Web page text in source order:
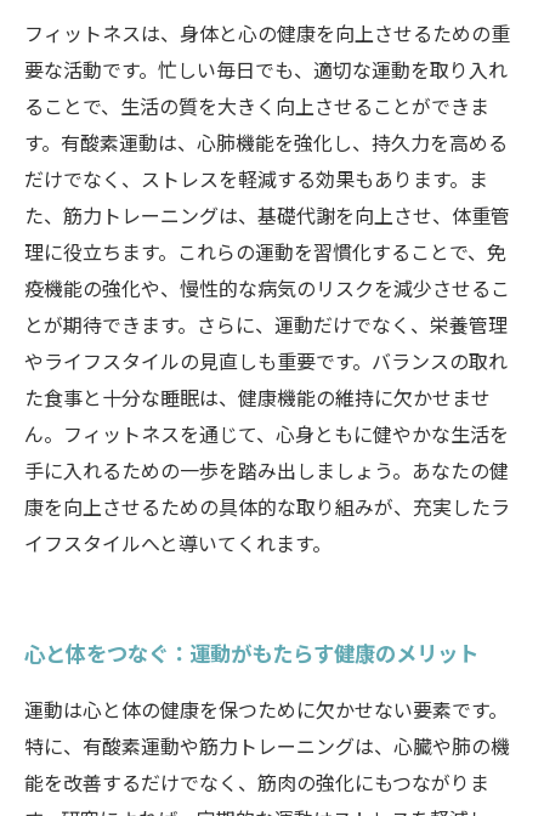
ート
ストレス軽減と免疫力向上を目指すフィットネ
ス習慣
あなた自身の健康機能向上の旅を始めよう
フィットネスは、身体と心の健康を向上させるための重
要な活動です。忙しい毎日でも、適切な運動を取り入れ
ることで、生活の質を大きく向上させることができま
す。有酸素運動は、心肺機能を強化し、持久力を高める
だけでなく、ストレスを軽減する効果もあります。ま
た、筋力トレーニングは、基礎代謝を向上させ、体重管
理に役立ちます。これらの運動を習慣化することで、免
疫機能の強化や、慢性的な病気のリスクを減少させるこ
とが期待できます。さらに、運動だけでなく、栄養管理
やライフスタイルの見直しも重要です。バランスの取れ
た食事と十分な睡眠は、健康機能の維持に欠かせませ
ん。フィットネスを通じて、心身ともに健やかな生活を
手に入れるための一歩を踏み出しましょう。あなたの健
康を向上させるための具体的な取り組みが、充実したラ
イフスタイルへと導いてくれます。
心と体をつなぐ：運動がもたらす健康のメリット
運動は心と体の健康を保つために欠かせない要素です。
特に、有酸素運動や筋力トレーニングは、心臓や肺の機
能を改善するだけでなく、筋肉の強化にもつながりま